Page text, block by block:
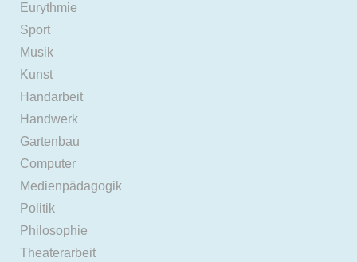
Eurythmie
Sport
Musik
Kunst
Handarbeit
Handwerk
Gartenbau
Computer
Medienpädagogik
Politik
Philosophie
Theaterarbeit